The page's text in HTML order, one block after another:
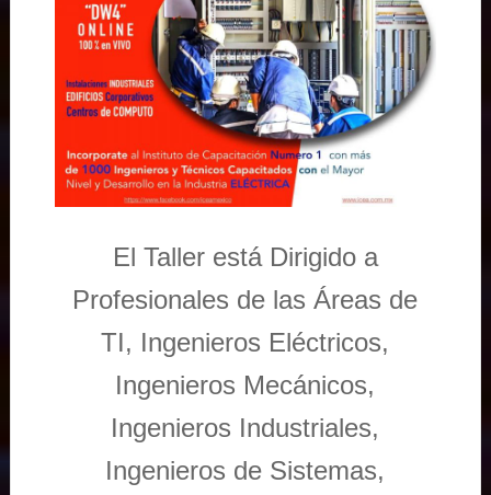
El Taller está Dirigido a
Profesionales de las Áreas de
TI, Ingenieros Eléctricos,
Ingenieros Mecánicos,
Ingenieros Industriales,
Ingenieros de Sistemas,